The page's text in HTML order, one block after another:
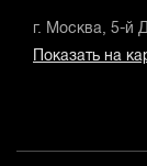
г. Москва, 5-й
Показать на